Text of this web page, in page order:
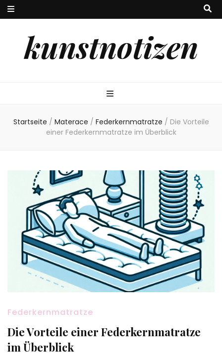
kunstnotizen
Startseite / Materace / Federkernmatratze / Die Vorteile
einer Federkernmatratze im Überblick
Federkernmatratze
Die Vorteile einer Federkernmatratze
im Überblick